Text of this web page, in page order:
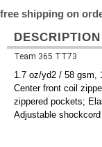
free shipping on
DESCRIPTION
Team 365 TT73
1.7 oz/yd2 / 58 gsm,
Center front coil
zippered pockets;
Adjustable